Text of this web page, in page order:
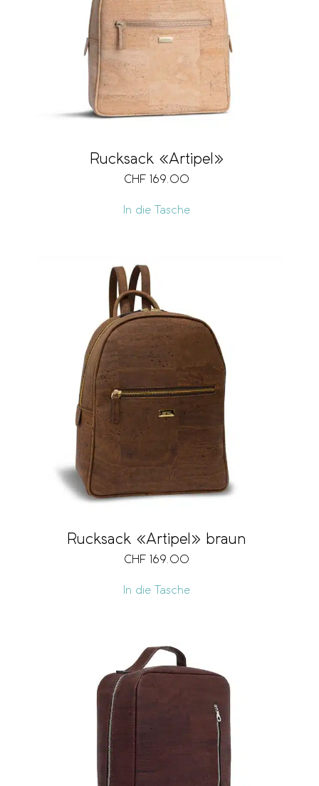
Rucksack «Artipel»
CHF 169.00
In die Tasche
Rucksack «Artipel» braun
CHF 169.00
In die Tasche